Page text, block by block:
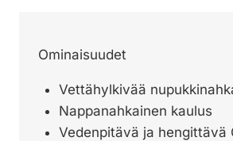
Ominaisuudet
Vettähylkivää
Nappanahkainen kaulus
Vedenpitävä ja hengittävä